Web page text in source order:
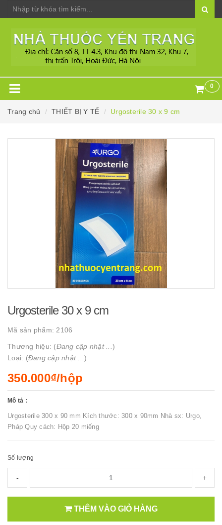
0
Trang chủ THIẾT BỊ Y TẾ Urgosterile 30 x 9 cm
Urgosterile 30 x 9 cm
Mã sản phẩm: 2106
Thương hiệu: (Đang cập nhật ... )
Loại: (Đang cập nhật ... )
350.000₫/hộp
Mô tả :
Urgosterile 300 x 90 mm Kích thước: 300 x 90mm Nhà sx: Urgo,
Pháp Quy cách: Hộp 20 miếng
Số lượng
- +
THÊM VÀO GIỎ HÀNG